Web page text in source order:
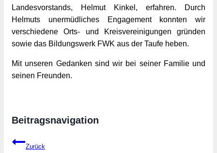
Landesvorstands, Helmut Kinkel, erfahren. Durch
Helmuts unermüdliches Engagement konnten wir
verschiedene Orts- und Kreisvereinigungen gründen
sowie das Bildungswerk FWK aus der Taufe heben.
Mit unseren Gedanken sind wir bei seiner Familie und
seinen Freunden.
Beitragsnavigation
Zurück